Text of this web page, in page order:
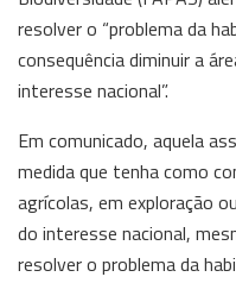
resolver o “problema da
consequência diminuir a
interesse nacional”.
Em comunicado, aquela
medida que tenha como
agrícolas, em exploração
do interesse nacional,
resolver o problema da